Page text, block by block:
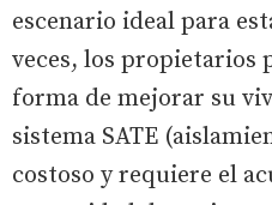
escenario ideal para
veces, los propietarios
forma de mejorar su
sistema SATE
costoso y requiere el